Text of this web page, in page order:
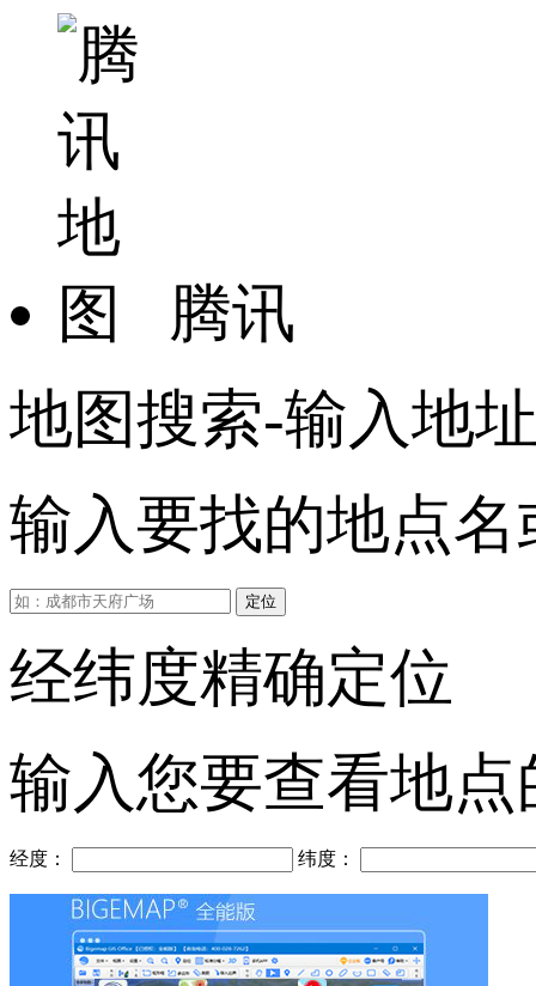
腾讯
地图搜索-输入地
输入要找的地点
定位
经纬度精确定位
输入您要查看地
经度： 纬度：